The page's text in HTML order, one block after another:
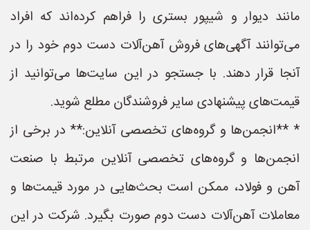
مانند دیوار و شیپور بستری را فراهم کرده‌اند که افراد
می‌توانند آگهی‌های فروش آهن‌آلات دست دوم خود را در
آنجا قرار دهند. با جستجو در این سایت‌ها می‌توانید از
قیمت‌های پیشنهادی سایر فروشندگان مطلع شوید.
* **انجمن‌ها و گروه‌های تخصصی آنلاین:** در برخی از
انجمن‌ها و گروه‌های تخصصی آنلاین مرتبط با صنعت
آهن و فولاد، ممکن است بحث‌هایی در مورد قیمت‌ها و
معاملات آهن‌آلات دست دوم صورت بگیرد. شرکت در این